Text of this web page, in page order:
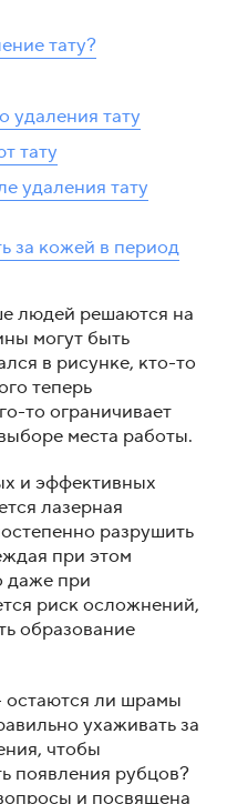
тату?
удаления тату
тату
удаления тату
за кожей в период
людей решаются на
могут быть
в рисунке, кто-то
теперь
то ограничивает
места работы.
и эффективных
лазерная
разрушить
при этом
даже при
риск осложнений,
образование
остаются ли шрамы
ухаживать за
чтобы
появления рубцов?
и посвящена